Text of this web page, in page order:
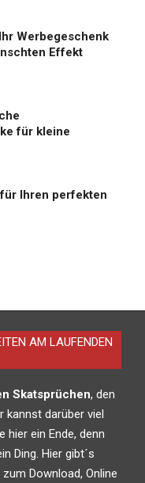
Werbegeschenk
Effekt
für kleine
Ihren perfekten
AM LAUFENDEN
Skatsprüchen, den
kannst darüber viel
hier ein Ende, denn
Ding. Hier gibt´s
Download, Online